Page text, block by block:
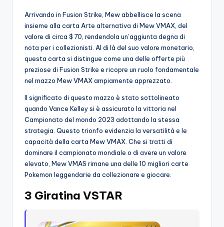
Arrivando in Fusion Strike, Mew abbellisce la scena
insieme alla carta Arte alternativa di Mew VMAX, del
valore di circa $ 70, rendendola un’aggiunta degna di
nota per i collezionisti. Al di là del suo valore monetario,
questa carta si distingue come una delle offerte più
preziose di Fusion Strike e ricopre un ruolo fondamentale
nel mazzo Mew VMAX ampiamente apprezzato.
Il significato di questo mazzo è stato sottolineato
quando Vance Kelley si è assicurato la vittoria nel
Campionato del mondo 2023 adottando la stessa
strategia. Questo trionfo evidenzia la versatilità e le
capacità della carta Mew VMAX. Che si tratti di
dominare il campionato mondiale o di avere un valore
elevato, Mew VMAS rimane una delle 10 migliori carte
Pokemon leggendarie da collezionare e giocare.
3 Giratina VSTAR